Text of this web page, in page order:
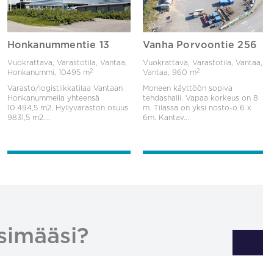
Honkanummentie 13
Vuokrattava, Varastotila, Vantaa,
Honkanummi, 10495 m2
Varasto/logistiikkatilaa Vantaan
Honkanummella yhteensä
10.494,5 m2. Hyllyvaraston osuus
9831,5 m2....
Vanha Porvoontie 256
Vuokrattava, Varastotila, Vantaa,
Vantaa, 960 m2
Moneen käyttöön sopiva
tehdashalli. Vapaa korkeus on 8
m. Tilassa on yksi nosto-o 6 x
6m. Kantav...